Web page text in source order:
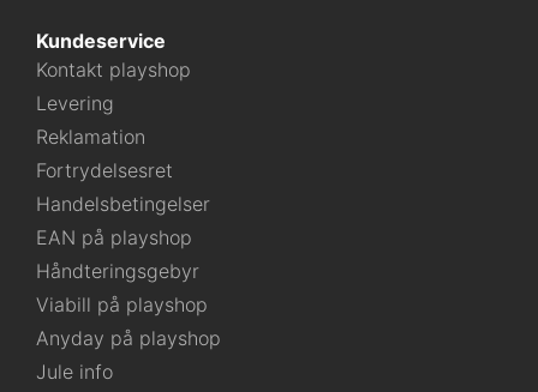
Kundeservice
Kontakt playshop
Levering
Reklamation
Fortrydelsesret
Handelsbetingelser
EAN på playshop
Håndteringsgebyr
Viabill på playshop
Anyday på playshop
Jule info